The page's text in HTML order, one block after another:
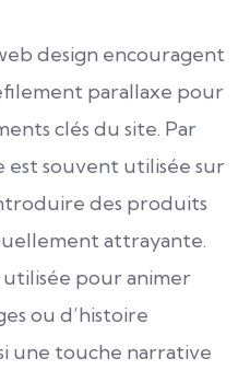
design encouragent
parallaxe pour
clés du site. Par
souvent utilisée sur
des produits
attrayante.
pour animer
ou d’histoire
une touche narrative